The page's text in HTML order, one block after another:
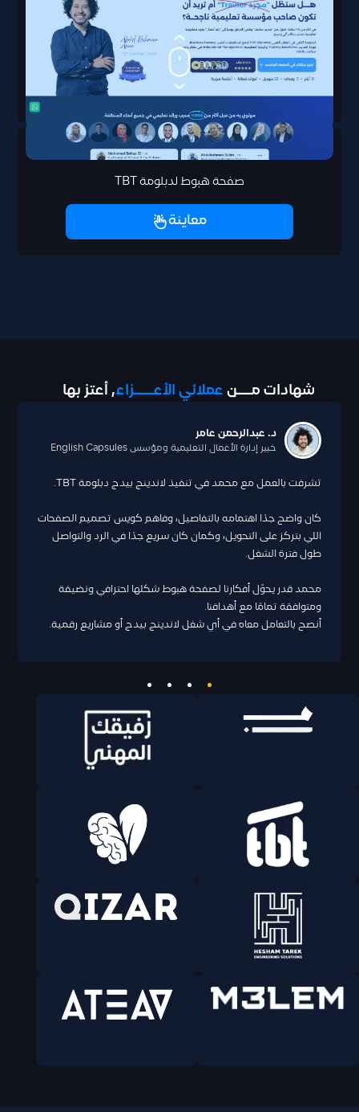
صفحة هبوط لدبلومة TBT
معاينة
شهادات مـــن عملائي الأعــــزاء, أعتز بها
تشرفت بالعمل مع محمد في تنفيذ لاندينج بيدج دبلومة TBT.
كان واضح جدًا اهتمامه بالتفاصيل، وفاهم كويس تصميم الصفحات
اللي بتركز على التحويل، وكمان كان سريع جدًا في الرد والتواصل
طول فترة الشغل.
محمد قدر يحوّل أفكارنا لصفحة هبوط شكلها احترافي ونضيفة
ومتوافقة تمامًا مع أهدافنا.
أنصح بالتعامل معاه في أي شغل لاندينج بيدج أو مشاريع رقمية.
د. عبدالرحمن عامر
خبير إدارة الأعمال التعليمية ومؤسس English Capsules